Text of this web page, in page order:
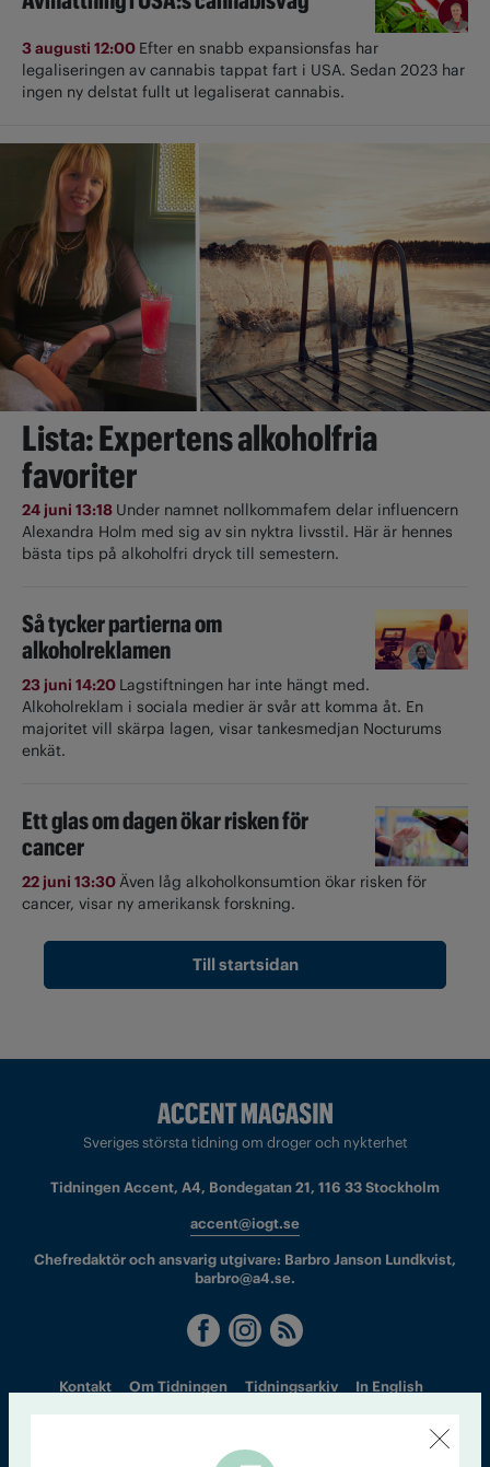
3 augusti 12:00 Efter en snabb expansionsfas har
legaliseringen av cannabis tappat fart i USA. Sedan 2023 har
ingen ny delstat fullt ut ­legaliserat cannabis.
Lista: Expertens alkoholfria
favoriter
24 juni 13:18 Under namnet nollkommafem delar influencern
Alexandra Holm med sig av sin nyktra livsstil. Här är hennes
bästa tips på alkoholfri dryck till semestern.
Så tycker partierna om
alkoholreklamen
23 juni 14:20 Lagstiftningen har inte hängt med.
Alkoholreklam i sociala medier är svår att komma åt. En
majoritet vill skärpa lagen, visar tankesmedjan Nocturums
enkät.
Ett glas om dagen ökar risken för
cancer
22 juni 13:30Även låg alkoholkonsumtion ökar risken för
cancer, visar ny amerikansk forskning.
Till startsidan
Sveriges största tidning om droger och nykterhet
Tidningen Accent, A4, Bondegatan 21, 116 33 Stockholm
accent@iogt.se
Chefredaktör och ansvarig utgivare: Barbro Janson Lundkvist,
barbro@a4.se.
Kontakt Om Tidningen Tidningsarkiv In English